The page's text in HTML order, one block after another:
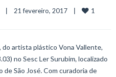
    |    21 fevereiro, 2017    |
1
artista plástico Vona Vallente,
no Sesc Ler Surubim, localizado
de São José. Com curadoria de